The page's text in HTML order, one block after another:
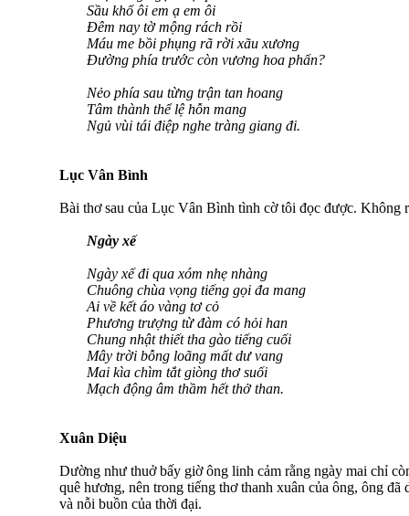
Sầu khổ ôi em ạ em ôi
Đêm nay tờ mộng rách rồi
Máu me bồi phụng rã rời xãu xương
Đường phía trước còn vương hoa phấn?
Nẻo phía sau từng trận tan hoang
Tâm thành thể lệ hỗn mang
Ngủ vùi tái điệp nghe tràng giang đi.
Lục Vân Bình
Bài thơ sau của Lục Vân Bình tình cờ tôi đọc được. Không
Ngày xế
Ngày xế đi qua xóm nhẹ nhàng
Chuông chùa vọng tiếng gọi đa mang
Ai về kết áo vàng tơ cỏ
Phương trượng từ đàm có hỏi han
Chung nhật thiết tha gào tiếng cuối
Mây trời bỗng loãng mất dư vang
Mai kìa chìm tắt giòng thơ suối
Mạch động âm thầm hết thở than.
Xuân Diệu
Dường như thuở bấy giờ ông linh cảm rằng ngày mai chỉ
quê hương, nên trong tiếng thơ thanh xuân của ông, ông đã
và nỗi buồn của thời đại.